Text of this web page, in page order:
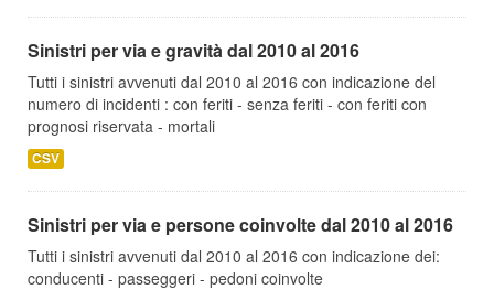
Sinistri per via e gravità dal 2010 al 2016
Tutti i sinistri avvenuti dal 2010 al 2016 con indicazione del
numero di incidenti : con feriti - senza feriti - con feriti con
prognosi riservata - mortali
CSV
Sinistri per via e persone coinvolte dal 2010 al 2016
Tutti i sinistri avvenuti dal 2010 al 2016 con indicazione dei:
conducenti - passeggeri - pedoni coinvolte